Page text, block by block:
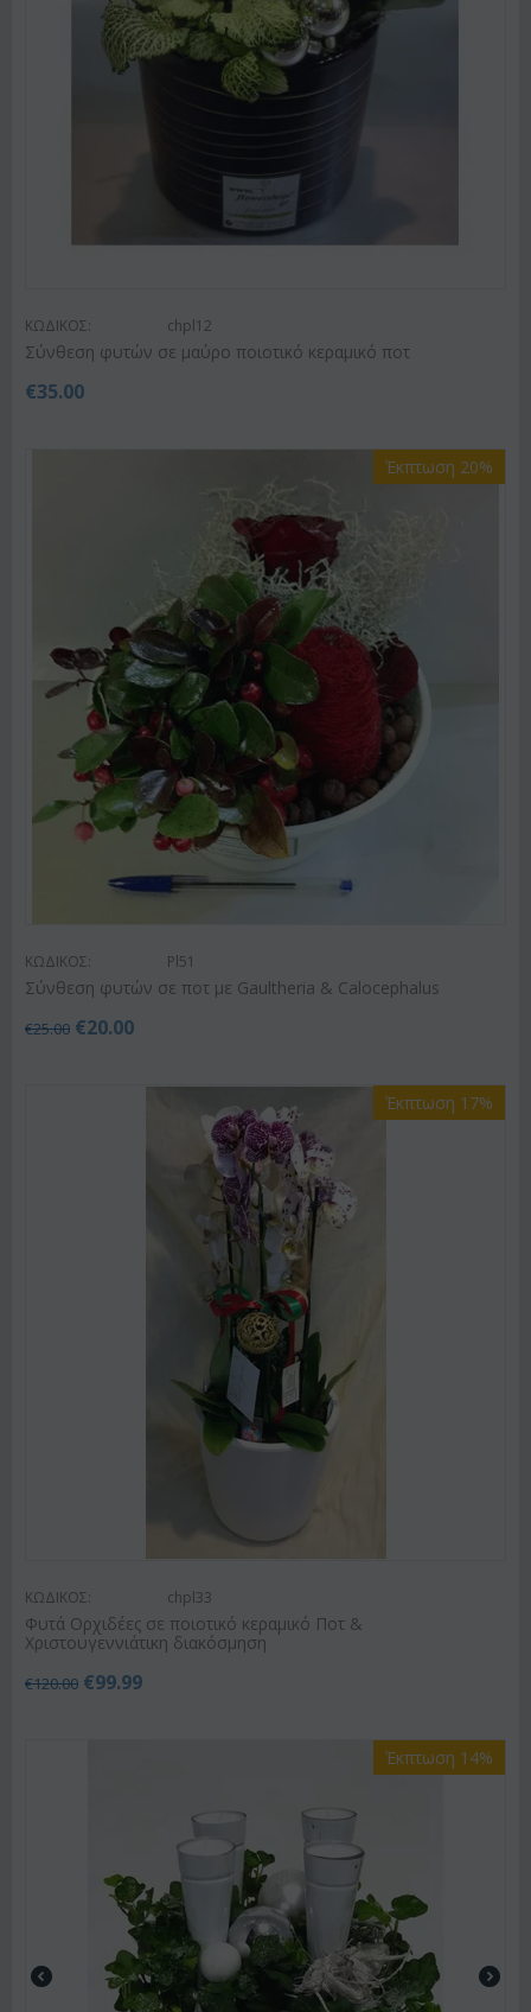
ΚΩΔΙΚΟΣ: chpl12
Σύνθεση φυτών σε μαύρο ποιοτικό κεραμικό ποτ
€35.00
Έκπτωση 20%
ΚΩΔΙΚΟΣ: Pl51
Σύνθεση φυτών σε ποτ με Gaultheria & Calocephalus
€25.00 €20.00
Έκπτωση 17%
ΚΩΔΙΚΟΣ: chpl33
Φυτά Ορχιδέες σε ποιοτικό κεραμικό Ποτ &
Χριστουγεννιάτικη διακόσμηση
€120.00 €99.99
Έκπτωση 14%